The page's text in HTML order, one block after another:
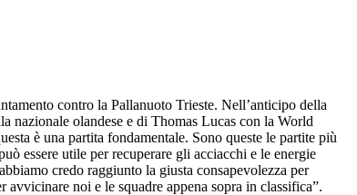
contro la Pallanuoto Trieste. Nell’anticipo della
nazionale olandese e di Thomas Lucas con la World
è una partita fondamentale. Sono queste le partite più
essere utile per recuperare gli acciacchi e le energie
credo raggiunto la giusta consapevolezza per
noi e le squadre appena sopra in classifica”.